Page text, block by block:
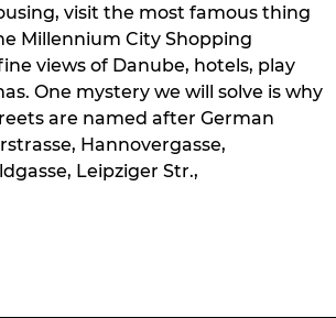
visit the most famous thing
Millennium City Shopping
views of Danube, hotels, play
One mystery we will solve is why
are named after German
Hannovergasse,
Leipziger Str.,